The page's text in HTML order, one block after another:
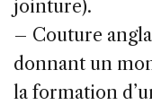
jointure).
– Couture
donnant un
la formation